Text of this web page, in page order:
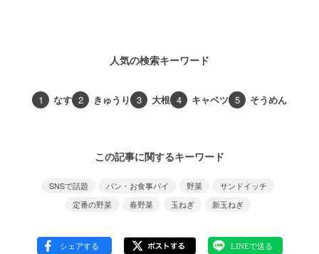
人気の検索キーワード
1 なす 2 きゅうり 3 大根 4 キャベツ 5 そうめん
この記事に関するキーワード
SNSで話題 パン・お食事パイ 野菜
サンドイッチ
定番の野菜
春野菜 玉ねぎ 新玉ねぎ